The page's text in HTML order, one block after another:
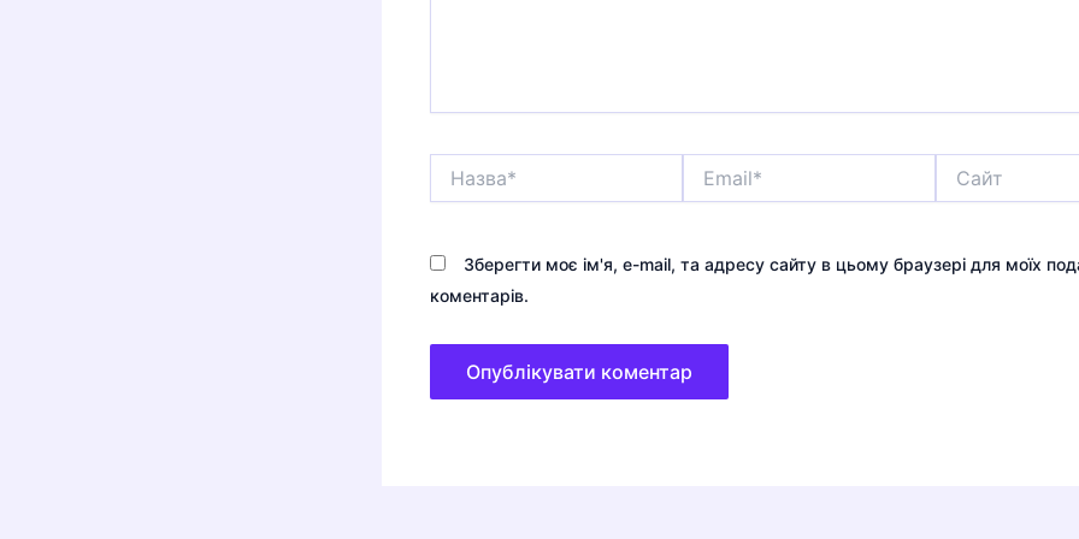
Зберегти моє ім'я, e-mail, та адресу сайту в цьому браузері для моїх
коментарів.